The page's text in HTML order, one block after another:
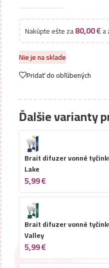
Nakúpte ešte za80,00€a
Nie je na sklade
Pridať do obľúbených
Ďalšie varianty
Brait difuzer vonné
Lake
5,99€
Brait difuzer vonné
Valley
5,99€